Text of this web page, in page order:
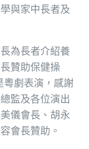
與家中長者及
為長者介紹養
贊助保健操
粵劇表演，感謝
監及各位演出
儀會長、胡永
會長贊助。